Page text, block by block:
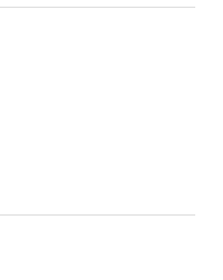
Geniet van de
jaar door.